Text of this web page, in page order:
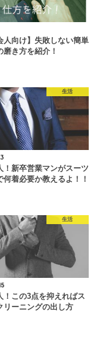
人向け】失敗しない簡単
磨き方を紹介！
生活
！新卒営業マンがスーツ
何着必要か教えるよ！！
生活
！この3点を抑えればス
リーニングの出し方